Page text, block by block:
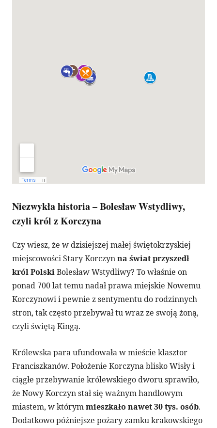
Niezwykła historia – Bolesław Wstydliwy,
czyli król z Korczyna
Czy wiesz, że w dzisiejszej małej świętokrzyskiej
miejscowości Stary Korczynna świat przyszedł
król PolskiBolesław Wstydliwy? To właśnie on
ponad 700 lat temu nadał prawa miejskie Nowemu
Korczynowi i pewnie z sentymentu do rodzinnych
stron, tak często przebywał tu wraz ze swoją żoną,
czyli świętą Kingą.
Królewska para ufundowała w mieście klasztor
Franciszkanów. Położenie Korczyna blisko Wisły i
ciągłe przebywanie królewskiego dworu sprawiło,
że Nowy Korczyn stał się ważnym handlowym
miastem, w którymmieszkało nawet 30 tys. osób.
Dodatkowo późniejsze pożary zamku krakowskiego